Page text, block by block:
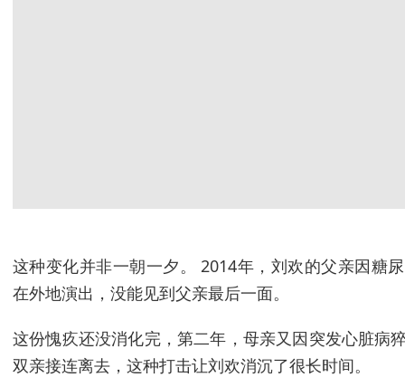
这种变化并非一朝一夕。 2014年，刘欢的父亲因糖
在外地演出，没能见到父亲最后一面。
这份愧疚还没消化完，第二年，母亲又因突发心脏病
双亲接连离去，这种打击让刘欢消沉了很长时间。